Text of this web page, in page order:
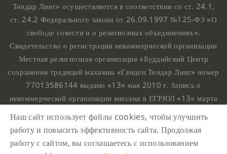
Тендар Линг» осуществляется в соответствии со ст. 24.1,
ст. 24.2 Федерального закона от 26.09.1997 №125-ФЗ «О
свободе совести и о религиозных объединениях».
Свидетельство о регистрации некоммерческой организации
Местная религиозная организация «Буддийский Центр
сохранения традиций махаяны «Ганден Тендар Линг» номер
77013586144 выдано «13» мая 2010 г. Запись о
некоммерческой организации внесена в ЕГРЮЛ «13» марта
номером 1107799015708.
Ганден Тендар Линг © 2020 Все права защищены
Наш адрес : г. Москва, Нахимовский проспект, 32. Этаж
Наш сайт использует файлы cookies, чтобы улучшить
работу и повысить эффективность сайта. Продолжая
работу с сайтом, вы соглашаетесь с использованием